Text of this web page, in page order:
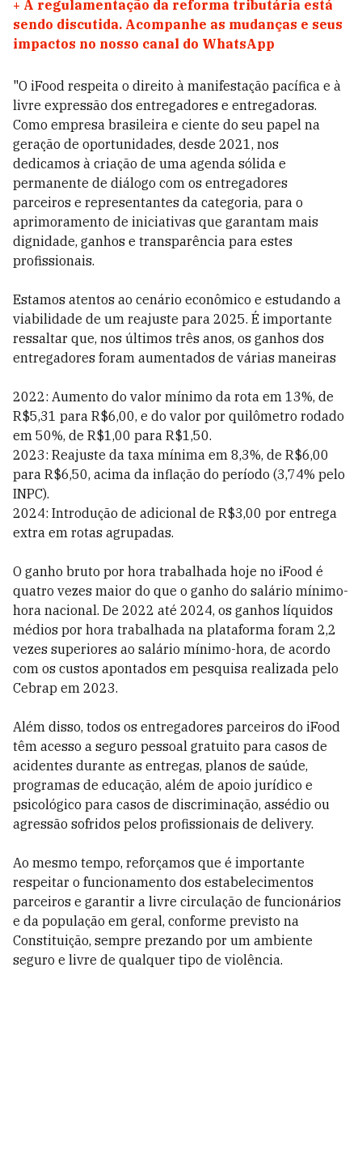
+ A regulamentação da reforma tributária está
sendo discutida. Acompanhe as mudanças e seus
impactos no nosso canal do WhatsApp
"O iFood respeita o direito à manifestação pacífica e à
livre expressão dos entregadores e entregadoras.
Como empresa brasileira e ciente do seu papel na
geração de oportunidades, desde 2021, nos
dedicamos à criação de uma agenda sólida e
permanente de diálogo com os entregadores
parceiros e representantes da categoria, para o
aprimoramento de iniciativas que garantam mais
dignidade, ganhos e transparência para estes
profissionais.
Estamos atentos ao cenário econômico e estudando a
viabilidade de um reajuste para 2025. É importante
ressaltar que, nos últimos três anos, os ganhos dos
entregadores foram aumentados de várias maneiras
2022: Aumento do valor mínimo da rota em 13%, de
R$5,31 para R$6,00, e do valor por quilômetro rodado
em 50%, de R$1,00 para R$1,50.
2023: Reajuste da taxa mínima em 8,3%, de R$6,00
para R$6,50, acima da inflação do período (3,74% pelo
INPC).
2024: Introdução de adicional de R$3,00 por entrega
extra em rotas agrupadas.
O ganho bruto por hora trabalhada hoje no iFood é
quatro vezes maior do que o ganho do salário mínimo-
hora nacional. De 2022 até 2024, os ganhos líquidos
médios por hora trabalhada na plataforma foram 2,2
vezes superiores ao salário mínimo-hora, de acordo
com os custos apontados em pesquisa realizada pelo
Cebrap em 2023.
Além disso, todos os entregadores parceiros do iFood
têm acesso a seguro pessoal gratuito para casos de
acidentes durante as entregas, planos de saúde,
programas de educação, além de apoio jurídico e
psicológico para casos de discriminação, assédio ou
agressão sofridos pelos profissionais de delivery.
Ao mesmo tempo, reforçamos que é importante
respeitar o funcionamento dos estabelecimentos
parceiros e garantir a livre circulação de funcionários
e da população em geral, conforme previsto na
Constituição, sempre prezando por um ambiente
seguro e livre de qualquer tipo de violência.